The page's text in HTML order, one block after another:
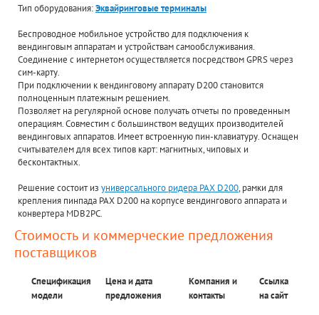
Тип оборудования:Эквайринговые терминалы
Беспроводное мобильное устройство для подключения к
вендинговым аппаратам и устройствам самообслуживания.
Соединение с интернетом осуществляется посредством GPRS через
сим-карту.
При подключении к вендинговому аппарату D200 становится
полноценным платежным решением.
Позволяет на регулярной основе получать отчеты по проведенным
операциям. Совместим с большинством ведущих производителей
вендинговых аппаратов. Имеет встроенную пин-клавиатуру. Оснащен
считывателем для всех типов карт: магнитных, чиповых и
бесконтактных.
Решение состоит из универсального ридера PAX D200, рамки для
крепления пинпада PAX D200 на корпусе вендингового аппарата и
конвертера MDB2PC.
Стоимость и коммерческие предложения
поставщиков
Спецификация
модели
Цена и дата
предложения
Компания и
контакты
Ссылка
на сайт